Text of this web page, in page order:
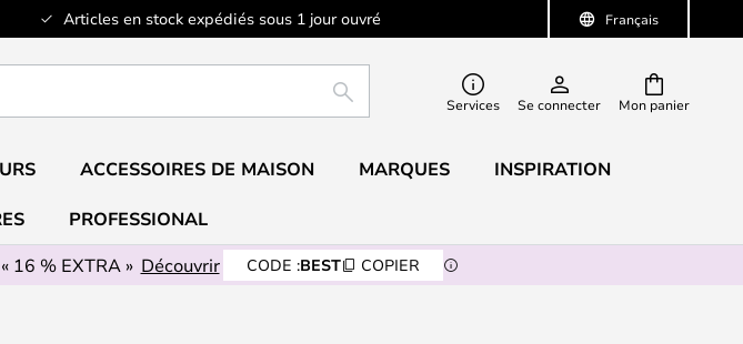
Français
Articles en stock expédiés sous 1 jour ouvré
Mon panier
RECHERCHERServices Se connecter
ACCESSOIRES DE MAISON MARQUES INSPIRATION
PROFESSIONAL
16 % EXTRA » Découvrir CODE :BEST COPIER